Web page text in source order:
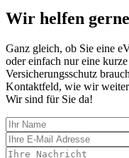
Wir helfen gerne
Ganz gleich, ob Sie eine
oder einfach nur eine
Versicherungsschutz
Kontaktfeld, wie wir
Wir sind für Sie da!